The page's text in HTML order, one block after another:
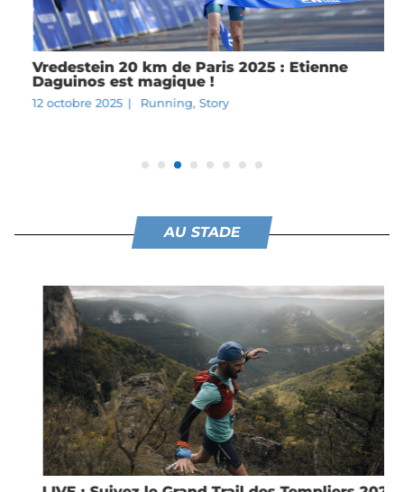
Vredestein 20 km de Paris 2025 : Etienne
Daguinos est magique !
12 octobre 2025 | Running,Story
AU STADE